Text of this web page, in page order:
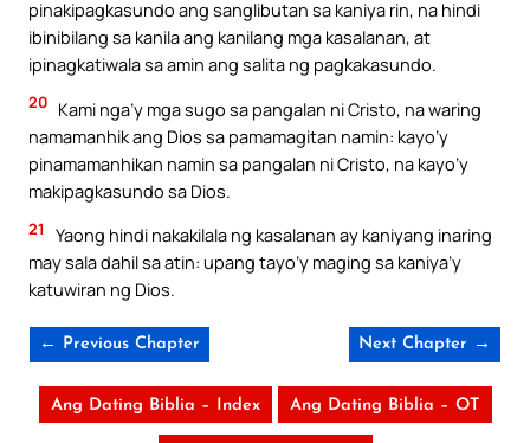
pinakipagkasundo ang sanglibutan sa kaniya rin, na hindi
ibinibilang sa kanila ang kanilang mga kasalanan, at
ipinagkatiwala sa amin ang salita ng pagkakasundo.
20 Kami nga’y mga sugo sa pangalan ni Cristo, na waring
namamanhik ang Dios sa pamamagitan namin: kayo’y
pinamamanhikan namin sa pangalan ni Cristo, na kayo’y
makipagkasundo sa Dios.
21
Yaong hindi nakakilala ng kasalanan ay kaniyang inaring
may sala dahil sa atin: upang tayo’y maging sa kaniya’y
katuwiran ng Dios.
← Previous Chapter Next Chapter →
Ang Dating Biblia – Index Ang Dating Biblia – OT